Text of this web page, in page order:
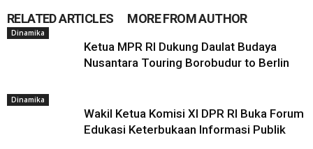
RELATED ARTICLES MORE FROM AUTHOR
Dinamika
Ketua MPR RI Dukung Daulat Budaya
Nusantara Touring Borobudur to Berlin
Dinamika
Wakil Ketua Komisi XI DPR RI Buka Forum
Edukasi Keterbukaan Informasi Publik